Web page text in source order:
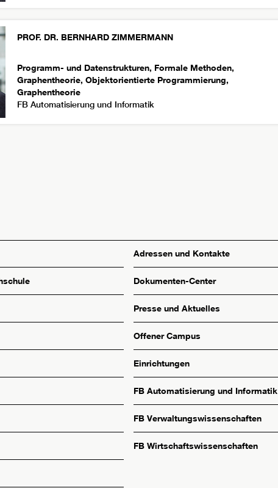
PROF. DR. BERNHARD ZIMMERMANN
Programm- und Datenstrukturen, Formale Methoden,
Graphentheorie, Objektorientierte Programmierung,
Graphentheorie
FB Automatisierung und Informatik
Adressen und Kontakte
Dokumenten-Center
Presse und Aktuelles
Offener Campus
Einrichtungen
FB Automatisierung und Informatik
FB Verwaltungswissenschaften
FB Wirtschaftswissenschaften